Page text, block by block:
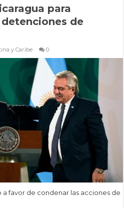
para
de
y Caribe 0
a favor de condenar las acciones de